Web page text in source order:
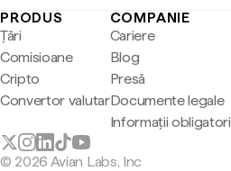
PRODUS
Țări
Comisioane
Cripto
Convertor valutar
COMPANIE
Cariere
Blog
Presă
Documente legale
Informații
© 2026 Avian Labs, Inc